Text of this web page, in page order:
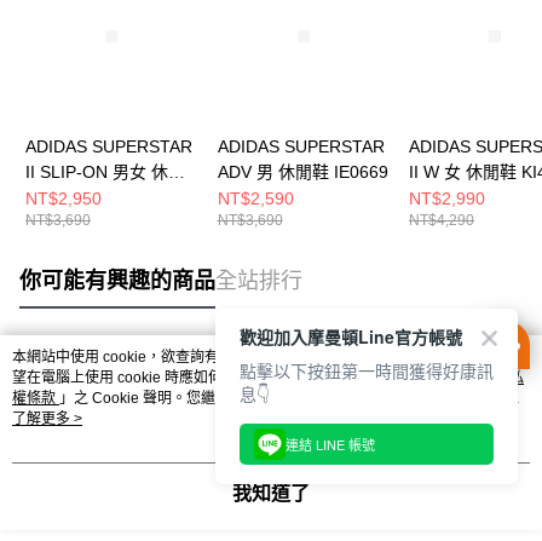
ADIDAS SUPERSTAR
II SLIP-ON 男女 休閒
鞋 KH8210
NT$2,950
NT$3,690
ADIDAS SUPERSTAR
ADV 男 休閒鞋 IE0669
NT$2,590
NT$3,690
ADIDAS
II W 女 休閒鞋
NT$2,990
NT$4,290
你可能有興趣的商品全站排行
熱門標籤
本網站中使用 cookie，欲查詢有關本網站使用 cookie 方式之詳情，及若您不希
望在電腦上使用 cookie 時應如何變更電腦的 cookie 設定，請參閱本網站「
隱私
權條款 」之 Cookie 聲明。您繼續使用本網站即表示您同意本公司得按本網站使
用條款之 Cookie 聲明使用 cookie。
了解更多 >
我知道了
歡迎加入摩曼頓Line官方帳號
點擊以下按鈕第一時間獲得好康訊
息👇
連結 LINE 帳號